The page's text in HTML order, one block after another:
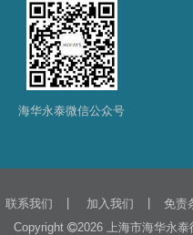
海华永泰微信公众号
联系我们 加入我们 免责
Copyright
2026 上海市海华永